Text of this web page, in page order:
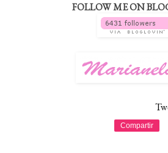
FOLLOW ME ON
Compartir